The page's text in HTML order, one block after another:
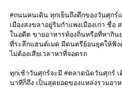
#ถนนคนเดิน ทุกเย็นถึงดึกของวันศุกร์
เมืองสงขลาอยู่ริมกำแพงเมืองเก่า ชื่
นอดีต ขายอาหารท้องถิ่นหรือที่หากินย
ที่ระลึกแฮนด์เมด มีดนตรีย้อนยุคให้ฟัง
ไม่ต้องเสียเวลาหาที่จอดรถ
ทุกเช้าวันศุกร์จะมี #ตลาดนัดวันศุกร์
นาทีก็ถึง เป็นสุดยอดของแหล่งรวมอา